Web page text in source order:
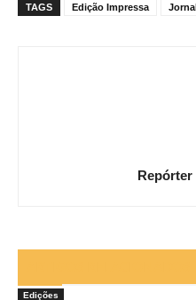
TAGS Edição Impressa
Edições